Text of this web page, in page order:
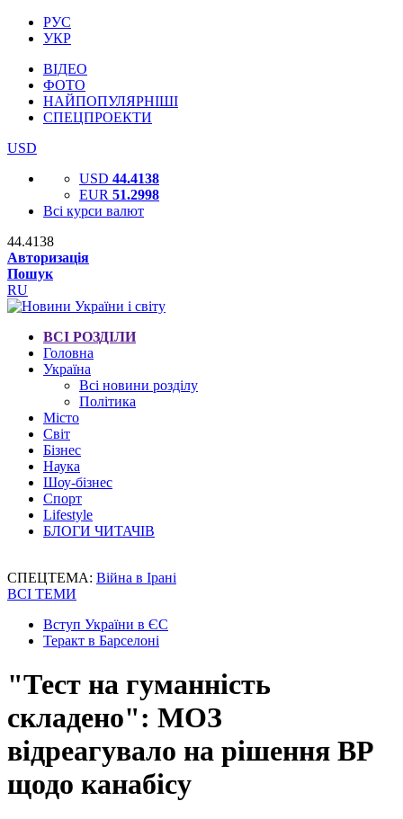
РУС
УКР
ВІДЕО
ФОТО
НАЙПОПУЛЯРНІШІ
СПЕЦПРОЕКТИ
USD
USD 44.4138
EUR 51.2998
Всі курси валют
44.4138
Авторизація
Пошук
RU
ВСІ РОЗДІЛИ
Головна
Україна
Всі новини розділу
Політика
Місто
Світ
Бізнес
Наука
Шоу-бізнес
Спорт
Lifestyle
БЛОГИ ЧИТАЧІВ
СПЕЦТЕМА: Війна в Ірані
ВСІ ТЕМИ
Вступ України в ЄС
Теракт в Барселоні
"Тест на гуманність
складено": МОЗ
відреагувало на рішення ВР
щодо канабісу